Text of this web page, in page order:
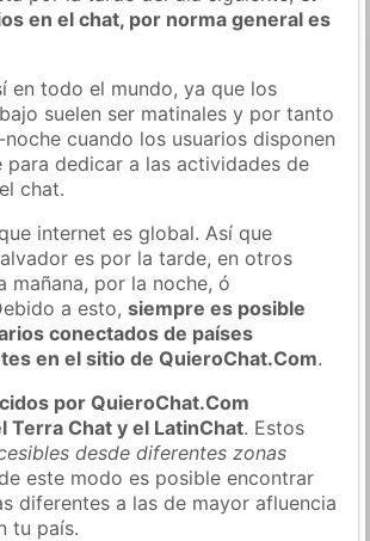
en el chat, por norma general es
en todo el mundo, ya que los
suelen ser matinales y por tanto
cuando los usuarios disponen
dedicar a las actividades de
chat.
internet es global. Así que
es por la tarde, en otros
mañana, por la noche, ó
a esto,siempre es posible
conectados de países
en el sitio de QuieroChat.Com.
por QuieroChat.Com
Terra Chat y el LatinChat. Estos
desde diferentes zonas
este modo es posible encontrar
diferentes a las de mayor afluencia
tu país.